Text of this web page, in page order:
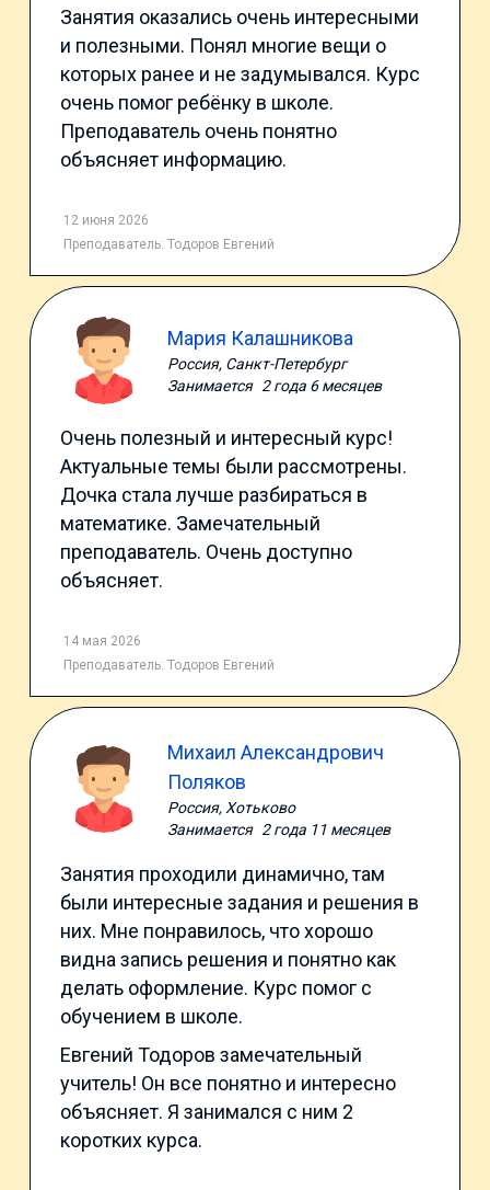
Занятия оказались очень интересными
и полезными. Понял многие вещи о
которых ранее и не задумывался. Курс
очень помог ребёнку в школе.
Преподаватель очень понятно
объясняет информацию.
12 июня 2026
Преподаватель: Тодоров Евгений
Мария Калашникова
Россия, Санкт-Петербург
Занимается 2 года 6 месяцев
Очень полезный и интересный курс!
Актуальные темы были рассмотрены.
Дочка стала лучше разбираться в
математике. Замечательный
преподаватель. Очень доступно
объясняет.
14 мая 2026
Преподаватель: Тодоров Евгений
Михаил Александрович
Поляков
Россия, Хотьково
Занимается 2 года 11 месяцев
Занятия проходили динамично, там
были интересные задания и решения в
них. Мне понравилось, что хорошо
видна запись решения и понятно как
делать оформление. Курс помог с
обучением в школе.
Евгений Тодоров замечательный
учитель! Он все понятно и интересно
объясняет. Я занимался с ним 2
коротких курса.